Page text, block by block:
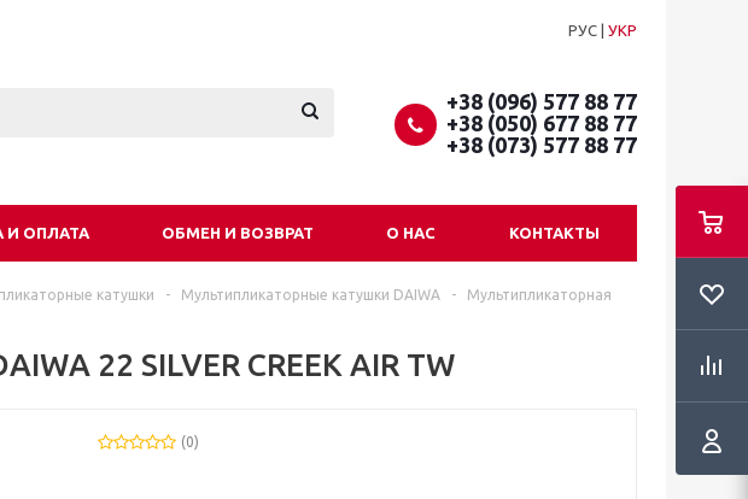
РУС УКР
+38 (096) 577 88 77
+38 (050) 677 88 77
+38 (073) 577 88 77
И ОПЛАТА ОБМЕН И ВОЗВРАТ О НАС КОНТАКТЫ
катушки - Мультипликаторные катушки DAIWA -
Мультипликаторная
22 SILVER CREEK AIR TW
(0)